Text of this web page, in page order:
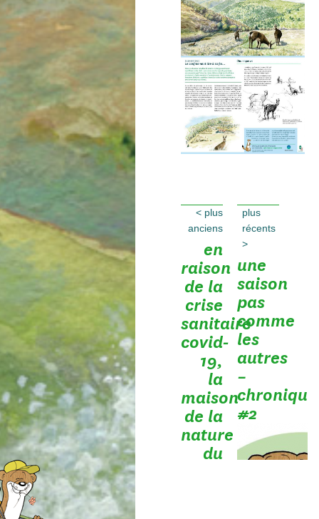
< plus
anciens
en
raison
de la
crise
sanitaire
covid-
19,
la
maison
de la
nature
du
plus
récents
>
une
saison
pas
comme
les
autres
–
chronique
#2